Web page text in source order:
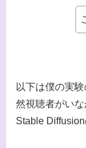
以下は僕の実
然視聴者がいな
Stable Diffusion